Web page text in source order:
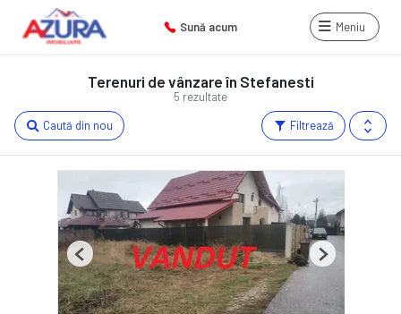
Sună acum Meniu
5 rezultate
Terenuri de vânzare în Stefanesti
Filtrează
Caută din nou
Previous Next